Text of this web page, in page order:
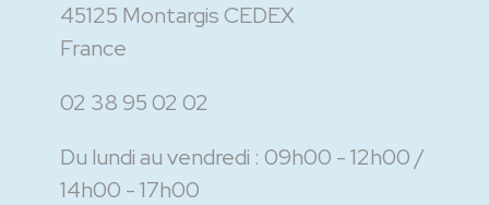
45125 Montargis CEDEX
France
02 38 95 02 02
Du lundi au vendredi : 09h00 - 12h00
14h00 - 17h00